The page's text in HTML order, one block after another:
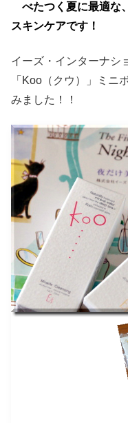
べたつく夏に最適な
スキンケアです！
イーズ・インターナシ
「Koo（クウ）」ミニ
みました！！